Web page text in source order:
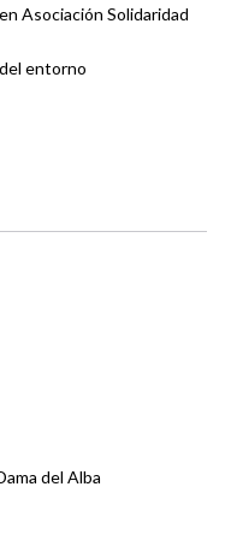
Asociación Solidaridad
entorno
del Alba